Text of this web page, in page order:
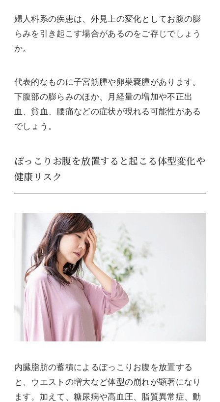
婦人科系の疾患は、外見上の変化としてお腹の膨
らみを引き起こす場合があるのをご存じでしょう
か。
代表的なものに子宮筋腫や卵巣嚢腫があります。
下腹部の膨らみのほか、月経量の増加や不正出
血、貧血、腰痛などの症状が現れる可能性がある
でしょう。
ぽっこりお腹を放置すると起こる体型変化や
健康リスク
内臓脂肪の蓄積によるぽっこりお腹を放置する
と、ウエストの増大など体型の崩れが顕著になり
ます。加えて、糖尿病や高血圧、脂質異常症、動